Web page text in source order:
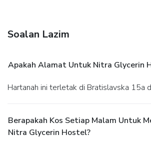
Soalan Lazim
Apakah Alamat Untuk Nitra Glycerin
Hartanah ini terletak di Bratislavska 15a
Berapakah Kos Setiap Malam Untuk
Nitra Glycerin Hostel?